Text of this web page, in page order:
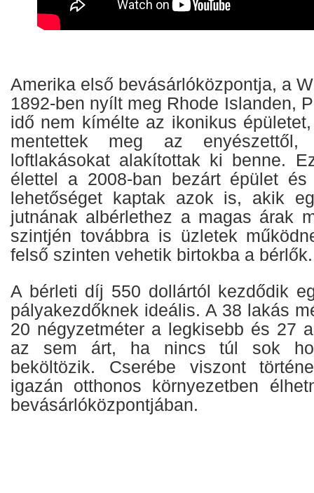
Amerika első bevásárlóközpontja, a
1892-ben nyílt meg Rhode Islanden,
idő nem kímélte az ikonikus
mentettek meg az enyészettől,
loftlakásokat alakítottak ki benne.
élettel a 2008-ban bezárt épület és
lehetőséget kaptak azok is, akik
jutnának albérlethez a magas árak
szintjén továbbra is üzletek
felső szinten vehetik birtokba a bérlők.
A bérleti díj 550 dollártól kezdődik
pályakezdőknek ideális. A 38 lakás
20 négyzetméter a legkisebb és 27
az sem árt, ha nincs túl sok
beköltözik. Cserébe viszont
igazán otthonos környezetben
bevásárlóközpontjában.